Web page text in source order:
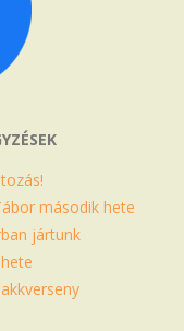
második hete
jártunk